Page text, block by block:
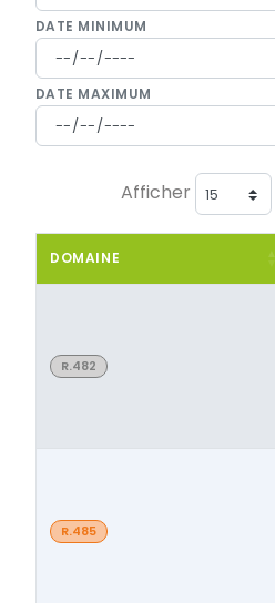
DATE MINIMUM
DATE MAXIMUM
Afficher
DOMAINE
R.482
R.485